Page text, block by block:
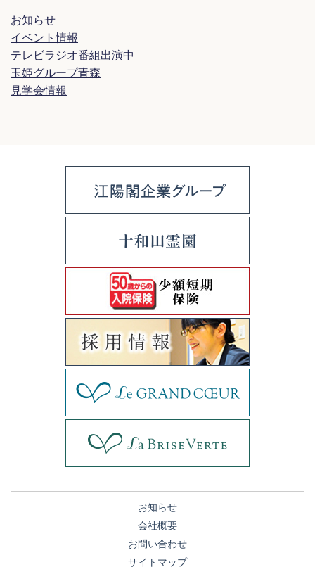
お知らせ
イベント情報
テレビラジオ番組出演中
玉姫グループ青森
見学会情報
お知らせ
会社概要
お問い合わせ
サイトマップ